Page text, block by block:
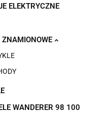
ELEKTRYCZNE
WANDERER 98 100